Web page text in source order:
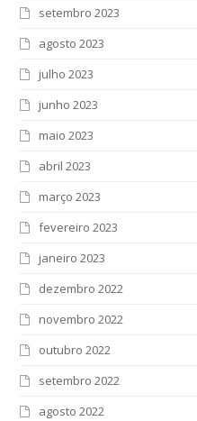
setembro 2023
agosto 2023
julho 2023
junho 2023
maio 2023
abril 2023
março 2023
fevereiro 2023
janeiro 2023
dezembro 2022
novembro 2022
outubro 2022
setembro 2022
agosto 2022